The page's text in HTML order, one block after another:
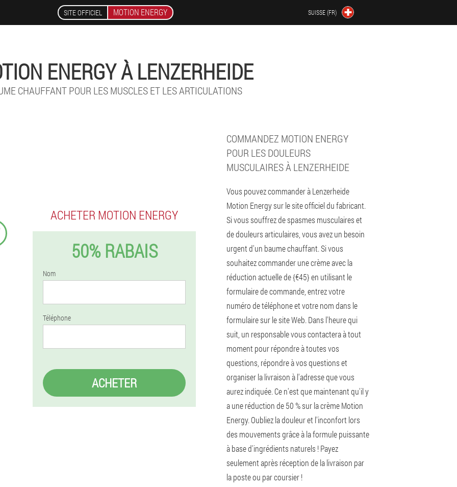
SITE OFFICIEL MOTION ENERGY SUISSE (FR)
ENERGY À LENZERHEIDE
CHAUFFANT POUR LES MUSCLES ET LES ARTICULATIONS
ACHETER MOTION ENERGY
50% RABAIS
Nom
Téléphone
ACHETER
COMMANDEZ MOTION ENERGY
POUR LES DOULEURS
MUSCULAIRES À LENZERHEIDE
Vous pouvez commander à Lenzerheide
Motion Energy sur le site officiel du fabricant.
Si vous souffrez de spasmes musculaires et
de douleurs articulaires, vous avez un besoin
urgent d'un baume chauffant. Si vous
souhaitez commander une crème avec la
réduction actuelle de {€45} en utilisant le
formulaire de commande, entrez votre
numéro de téléphone et votre nom dans le
formulaire sur le site Web. Dans l'heure qui
suit, un responsable vous contactera à tout
moment pour répondre à toutes vos
questions, répondre à vos questions et
organiser la livraison à l'adresse que vous
aurez indiquée. Ce n'est que maintenant qu'il y
a une réduction de 50 % sur la crème Motion
Energy. Oubliez la douleur et l'inconfort lors
des mouvements grâce à la formule puissante
à base d'ingrédients naturels ! Payez
seulement après réception de la livraison par
la poste ou par coursier !